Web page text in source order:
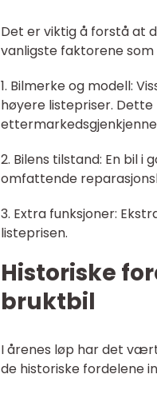
Det er viktig å forstå at
vanligste faktorene
1. Bilmerke og modell:
høyere listepriser.
2. Bilens tilstand: En bil i
omfattende
3. Extra funksjoner:
listeprisen.
Historiske
bruktbil
I årenes løp har det
de historiske fordelene